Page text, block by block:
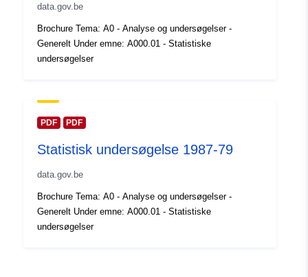
Polygon
Identifikatorer:
der:
dækning:
- 31 December 1967
data.gov.be
Brochure Tema: A0 - Analyse og undersøgelser -
Generelt Under emne: A000.01 - Statistiske
undersøgelser
PDF PDF
Statistisk undersøgelse 1987-79
data.gov.be
Brochure Tema: A0 - Analyse og undersøgelser -
Generelt Under emne: A000.01 - Statistiske
undersøgelser